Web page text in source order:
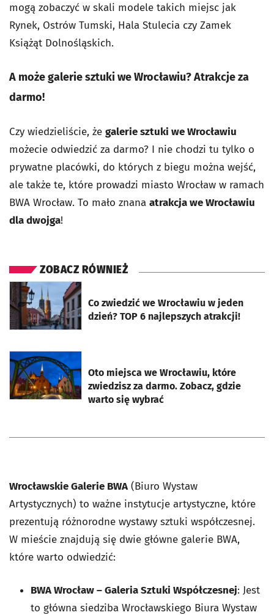
mogą zobaczyć w skali modele takich miejsc jak
Rynek, Ostrów Tumski, Hala Stulecia czy Zamek
Książąt Dolnośląskich.
A może galerie sztuki we Wrocławiu? Atrakcje za
darmo!
Czy wiedzieliście, że galerie sztuki we Wrocławiu
możecie odwiedzić za darmo? I nie chodzi tu tylko o
prywatne placówki, do których z biegu można wejść,
ale także te, które prowadzi miasto Wrocław w ramach
BWA Wrocław. To mało znana atrakcja we Wrocławiu
dla dwojga!
ZOBACZ RÓWNIEŻ
Co zwiedzić we Wrocławiu w jeden
dzień? TOP 6 najlepszych atrakcji!
otworzy się w nowej karcie
Oto miejsca we Wrocławiu, które
zwiedzisz za darmo. Zobacz, gdzie
warto się wybrać
otworzy się w nowej karcie
Wrocławskie Galerie BWA(Biuro Wystaw
Artystycznych) to ważne instytucje artystyczne, które
prezentują różnorodne wystawy sztuki współczesnej.
W mieście znajdują się dwie główne galerie BWA,
które warto odwiedzić:
BWA Wrocław – Galeria Sztuki Współczesnej: Jest
to główna siedziba Wrocławskiego Biura Wystaw